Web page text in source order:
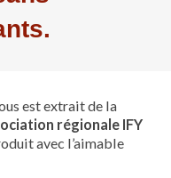
est extrait de la
régionale IFY
avec l’aimable